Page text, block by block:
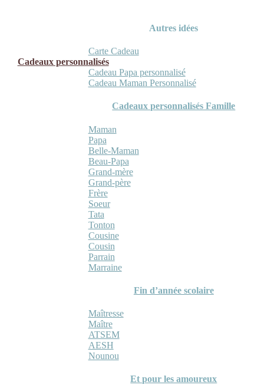
Autres idées
Carte Cadeau
Cadeaux personnalisés
Cadeau Papa personnalisé
Cadeau Maman Personnalisé
Cadeaux personnalisés Famille
Maman
Papa
Belle-Maman
Beau-Papa
Grand-mère
Grand-père
Frère
Soeur
Tata
Tonton
Cousine
Cousin
Parrain
Marraine
Fin d’année scolaire
Maîtresse
Maître
ATSEM
AESH
Nounou
Et pour les amoureux